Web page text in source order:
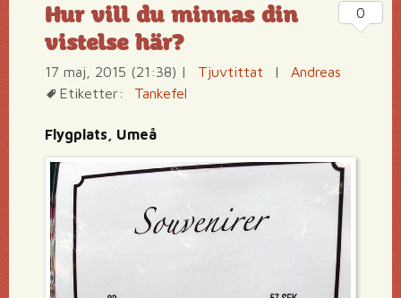
Hur vill du minnas din
vistelse här?
17 maj, 2015 (21:38) | Tjuvtittat |
Andreas
Etiketter:
Tankefel
Flygplats, Umeå
0